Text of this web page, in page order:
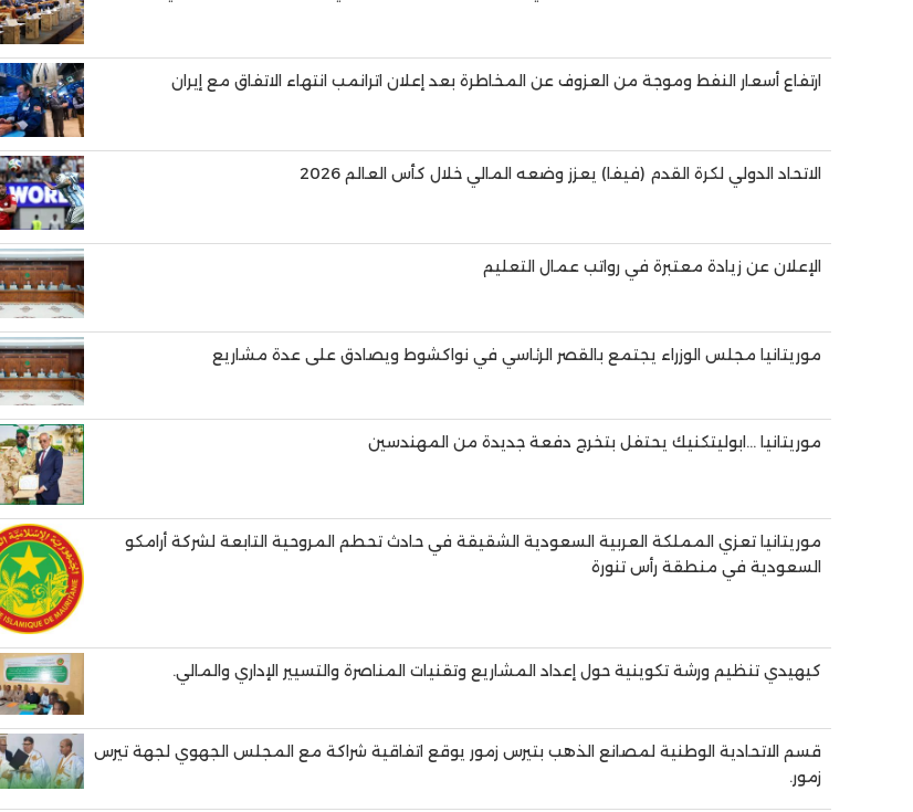
ارتفاع أسعار النفط وموجة من العزوف عن المخاطرة بعد إعلان اترانمب انتهاء الاتفاق مع إيران
الاتحاد الدولي لكرة القدم (فيفا) يعزز وضعه المالي خلال كأس العالم 2026
الإعلان عن زيادة معتبرة في رواتب عمال التعليم
موريتانيا مجلس الوزراء يجتمع بالقصر الرئاسي في نواكشوط ويصادق على عدة مشاريع
موريتانيا …ابوليتكنيك يحتفل بتخرج دفعة جديدة من المهندسين
موريتانيا تعزي المملكة العربية السعودية الشقيقة في حادث تحطم المروحية التابعة لشركة أرامكو
السعودية في منطقة رأس تنورة
كيهيدي تنظيم ورشة تكوينية حول إعداد المشاريع وتقنيات المناصرة والتسيير الإداري والمالي.
قسم الاتحادية الوطنية لمصانع الذهب بتيرس زمور يوقع اتفاقية شراكة مع المجلس الجهوي لجهة تيرس
زمور.